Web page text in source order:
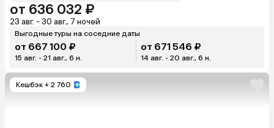
от 636 032 ₽
23 авг. - 30 авг., 7 ночей
Выгодные туры на соседние даты
от 667 100 ₽
15 авг. - 21 авг., 6 н.
от 671 546 ₽
14 авг. - 20 авг., 6 н.
Кешбэк + 2 760